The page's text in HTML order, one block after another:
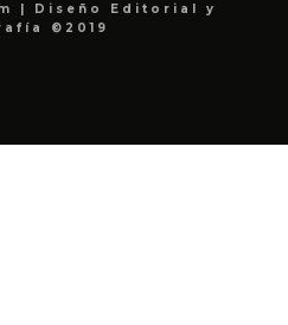
| Diseño Editorial y
©2019